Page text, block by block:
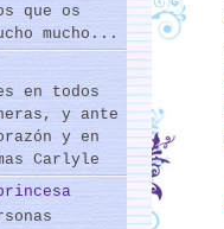
que os
mucho...
en todos
y ante
y en
Carlyle